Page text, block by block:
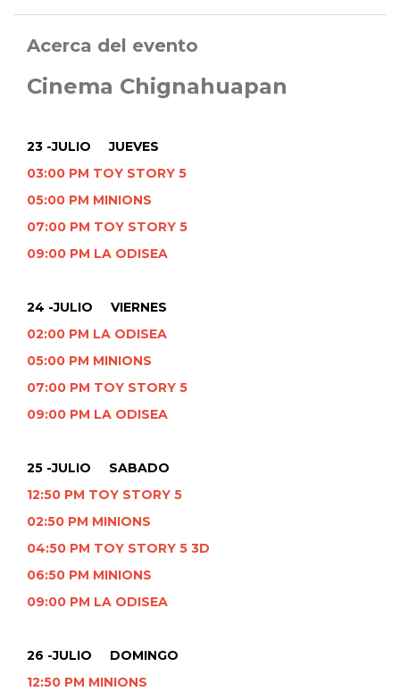
Acerca del evento
Cinema Chignahuapan
23 -JULIO JUEVES
03:00 PM TOY STORY 5
05:00 PM MINIONS
07:00 PM TOY STORY 5
09:00 PM LA ODISEA
24 -JULIO VIERNES
02:00 PM LA ODISEA
05:00 PM MINIONS
07:00 PM TOY STORY 5
09:00 PM LA ODISEA
25 -JULIO SABADO
12:50 PM TOY STORY 5
02:50 PM MINIONS
04:50 PM TOY STORY 5 3D
06:50 PM MINIONS
09:00 PM LA ODISEA
26 -JULIO DOMINGO
12:50 PM MINIONS